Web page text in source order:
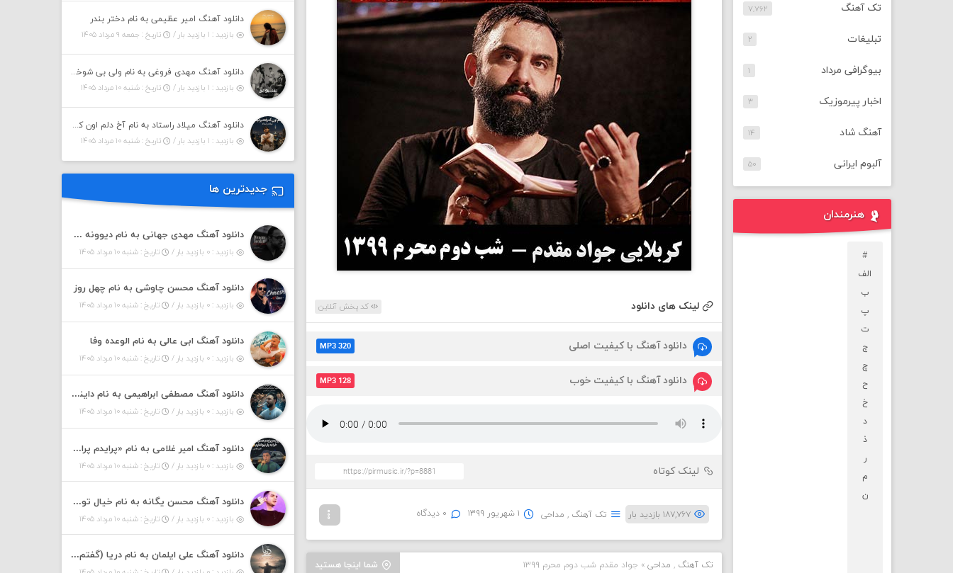
لینک های دانلود کد پخش آنلاین
دانلود آهنگ با کیفیت اصلی MP3 320
دانلود آهنگ با کیفیت خوب MP3 128
لینک کوتاه
۱۸۷,۷۶۷ بازدید بار تک آهنگ , مداحی ۱ شهریور ۱۳۹۹ ۰ دیدگاه
شما اینجا هستید تک آهنگ , مداحی » جواد مقدم شب دوم محرم ۱۳۹۹
تک آهنگ ۷,۷۶۲
تبلیغات ۲
بیوگرافی مرداد ۱
اخبار پیرموزیک ۳
آهنگ شاد ۱۴
آلبوم ایرانی ۵۰
هنرمندان
#
الف
ب
پ
ت
ج
چ
ح
خ
د
ذ
ر
م
ن
دانلود آهنگ امیر عظیمی به نام دختر بندر
بازدید : ۱ بازدید بار /
تاریخ : جمعه ۹ مرداد ۱۴۰۵
دانلود آهنگ مهدی فروغی به نام ولی بی شوخی مراقب من باش
بازدید : ۱ بازدید بار /
تاریخ : شنبه ۱۰ مرداد ۱۴۰۵
دانلود آهنگ میلاد راستاد به نام آخ دلم اون که رفته برنمیگرده اون که رفته خیلی نامرده
بازدید : ۱ بازدید بار /
تاریخ : شنبه ۱۰ مرداد ۱۴۰۵
جدیدترین ها
دانلود آهنگ مهدی جهانی به نام دیوونه بودم
بازدید : ۰ بازدید بار / تاریخ : شنبه ۱۰ مرداد ۱۴۰۵
دانلود آهنگ محسن چاوشی به نام چهل روز
بازدید : ۰ بازدید بار / تاریخ : شنبه ۱۰ مرداد ۱۴۰۵
دانلود آهنگ ابی عالی به نام الوعده وفا
بازدید : ۰ بازدید بار / تاریخ : شنبه ۱۰ مرداد ۱۴۰۵
دانلود آهنگ مصطفی ابراهیمی به نام داینی داینی جونم قربون پنج تیر پرونم
بازدید : ۰ بازدید بار / تاریخ : شنبه ۱۰ مرداد ۱۴۰۵
دانلود آهنگ امیر غلامی به نام «پرایدم پرایدم همش خرابه یار نیو کنارم دیگه پولی نداروم (ریمیکس اینستاگرام)»
بازدید : ۰ بازدید بار / تاریخ : شنبه ۱۰ مرداد ۱۴۰۵
دانلود آهنگ محسن یگانه به نام خیال تو (با خیال تو هنوزم مثل هر روز و همیشه ریمیکس)
بازدید : ۰ بازدید بار / تاریخ : شنبه ۱۰ مرداد ۱۴۰۵
دانلود آهنگ علی ایلمان به نام دریا (گفتم که دریا خرابه نمه بارونه لب شط و نبین)